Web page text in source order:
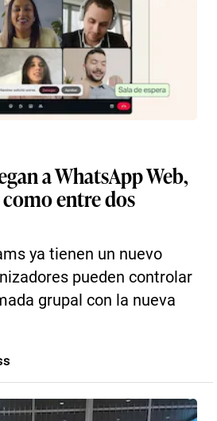
a WhatsApp Web,
entre dos
ya tienen un nuevo
pueden controlar
grupal con la nueva